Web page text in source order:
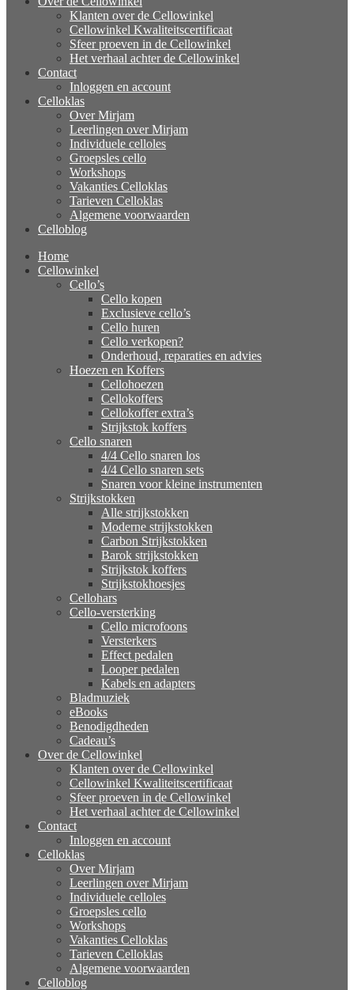
Klanten over de Cellowinkel
Cellowinkel Kwaliteitscertificaat
Sfeer proeven in de Cellowinkel
Het verhaal achter de Cellowinkel
Contact
Inloggen en account
Celloklas
Over Mirjam
Leerlingen over Mirjam
Individuele celloles
Groepsles cello
Workshops
Vakanties Celloklas
Tarieven Celloklas
Algemene voorwaarden
Celloblog
Home
Cellowinkel
Cello’s
Cello kopen
Exclusieve cello’s
Cello huren
Cello verkopen?
Onderhoud, reparaties en advies
Hoezen en Koffers
Cellohoezen
Cellokoffers
Cellokoffer extra’s
Strijkstok koffers
Cello snaren
4/4 Cello snaren los
4/4 Cello snaren sets
Snaren voor kleine instrumenten
Strijkstokken
Alle strijkstokken
Moderne strijkstokken
Carbon Strijkstokken
Barok strijkstokken
Strijkstok koffers
Strijkstokhoesjes
Cellohars
Cello-versterking
Cello microfoons
Versterkers
Effect pedalen
Looper pedalen
Kabels en adapters
Bladmuziek
eBooks
Benodigdheden
Cadeau’s
Over de Cellowinkel
Klanten over de Cellowinkel
Cellowinkel Kwaliteitscertificaat
Sfeer proeven in de Cellowinkel
Het verhaal achter de Cellowinkel
Contact
Inloggen en account
Celloklas
Over Mirjam
Leerlingen over Mirjam
Individuele celloles
Groepsles cello
Workshops
Vakanties Celloklas
Tarieven Celloklas
Algemene voorwaarden
Celloblog